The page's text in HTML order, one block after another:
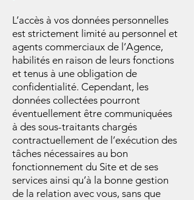
L’accès à vos données personnelles
est strictement limité au personnel et
agents commerciaux de l’Agence,
habilités en raison de leurs fonctions
et tenus à une obligation de
confidentialité. Cependant, les
données collectées pourront
éventuellement être communiquées
à des sous-traitants chargés
contractuellement de l’exécution des
tâches nécessaires au bon
fonctionnement du Site et de ses
services ainsi qu’à la bonne gestion
de la relation avec vous, sans que